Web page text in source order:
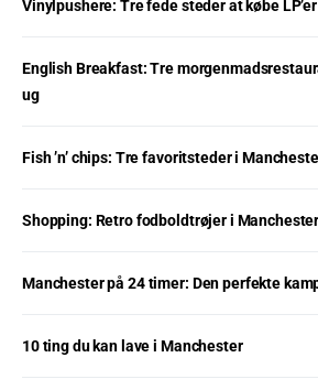
Vinylpushere: Tre fede steder at købe LP’er
English Breakfast: Tre
ug
Fish ’n’ chips: Tre favoritsteder i
Shopping: Retro fodboldtrøjer i Manchester
Manchester på 24 timer: Den perfekte
10 ting du kan lave i Manchester